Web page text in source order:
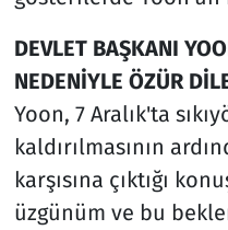
DEVLET BAŞKANI
NEDENİYLE ÖZÜR
Yoon, 7 Aralık'ta
kaldırılmasının
karşısına çıktığı
üzgünüm ve bu